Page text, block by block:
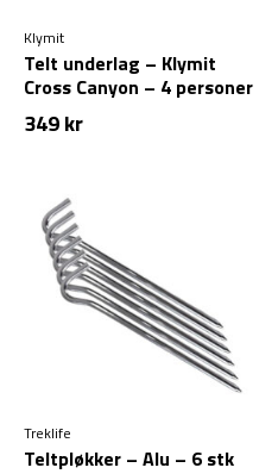
Klymit
Telt underlag – Klymit
Cross Canyon – 4 personer
349kr
Treklife
Teltpløkker – Alu – 6 stk